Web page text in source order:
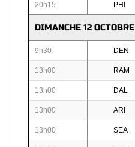
20h15 PHI
DIMANCHE 12 OCTOBRE
9h30 DEN
13h00 RAM
13h00 DAL
13h00 ARI
13h00 SEA